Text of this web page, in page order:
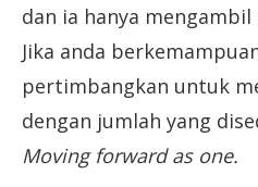
dan ia hanya
Jika anda
pertimbangkan untuk
dengan jumlah yang
Moving forward as one.